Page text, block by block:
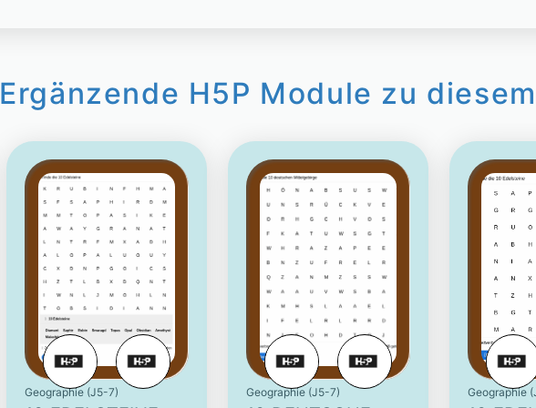
Ergänzende H5P Module zu
Geographie (J5-7) Geographie (J5-7) Geographie